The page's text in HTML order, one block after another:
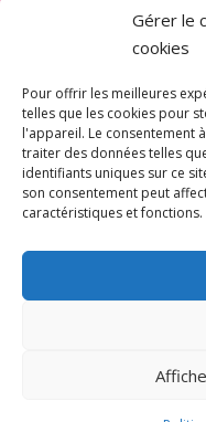
Gérer le
cookies
Pour offrir les meilleures
telles que les cookies pour
l'appareil. Le consentement
traiter des données telles
identifiants uniques sur ce
son consentement peut
caractéristiques et fonctions.
Procédure de gestion
Politique de
Mentions Légales
Comment ça Marche
Fiche d’Évaluation
Fiche de Pré-inscription
de Vidéos
Auto école en ligne, agréée
PERMIS (TTP)
Notre site Web